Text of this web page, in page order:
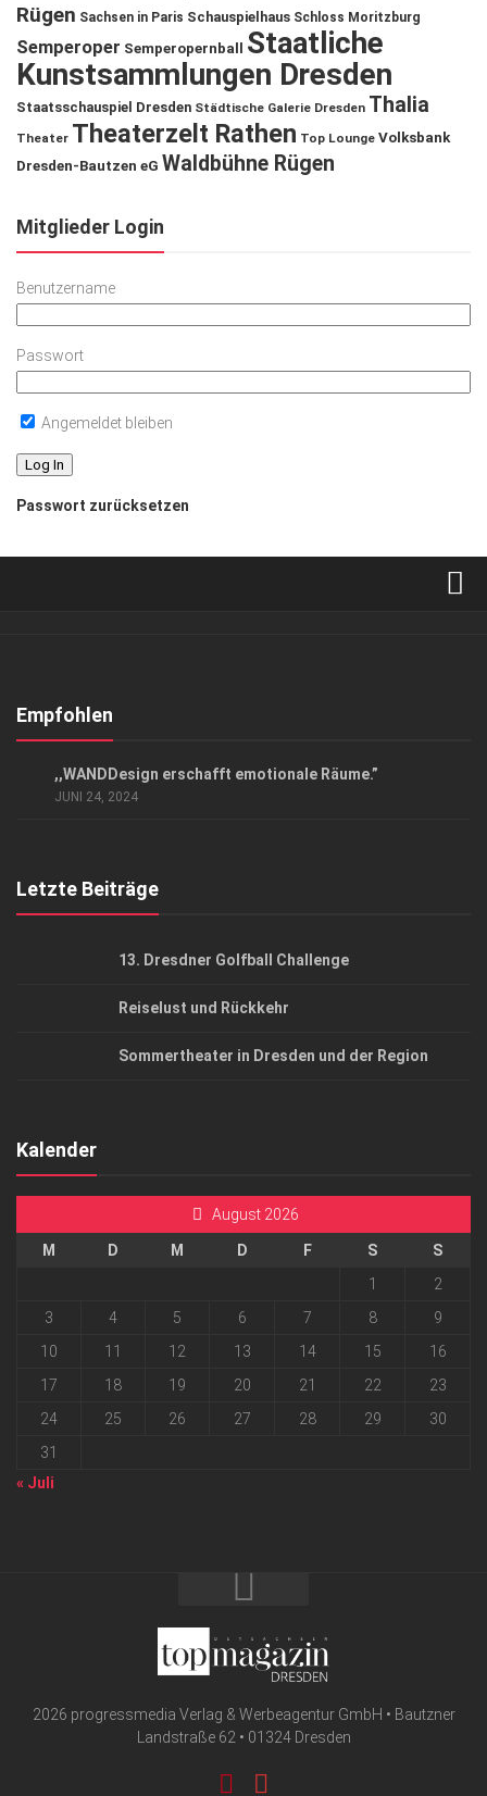
Rügen Sachsen in Paris Schauspielhaus Schloss Moritzburg
Semperoper Semperopernball
Staatliche
Kunstsammlungen Dresden
Staatsschauspiel Dresden Städtische Galerie Dresden Thalia
Theater Theaterzelt Rathen Top Lounge Volksbank
Dresden-Bautzen eG Waldbühne Rügen
Mitglieder Login
Benutzername
Passwort
Angemeldet bleiben
Passwort zurücksetzen
Kontakt, Impressum
Empfohlen
,,WANDDesign erschafft emotionale Räume.”
JUNI 24, 2024
Letzte Beiträge
13. Dresdner Golfball Challenge
Reiselust und Rückkehr
Sommertheater in Dresden und der Region
Kalender
August 2026
M D M D F S
S
1
2
3
4 5 6 7 8
9
10
11 12 13 14 15
16
17
18 19 20 21 22
23
24
25 26 27 28 29
30
31
« Juli
2026 progressmedia Verlag & Werbeagentur GmbH • Bautzner
Landstraße 62 • 01324 Dresden